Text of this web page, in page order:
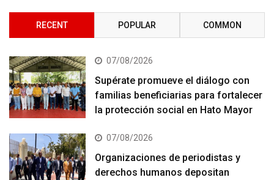
RECENT POPULAR COMMON
07/08/2026
Supérate promueve el diálogo con
familias beneficiarias para fortalecer
la protección social en Hato Mayor
07/08/2026
Organizaciones de periodistas y
derechos humanos depositan